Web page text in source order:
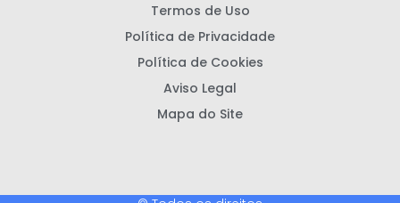
Termos de Uso
Política de Privacidade
Política de Cookies
Aviso Legal
Mapa do Site